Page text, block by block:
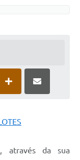
através da sua